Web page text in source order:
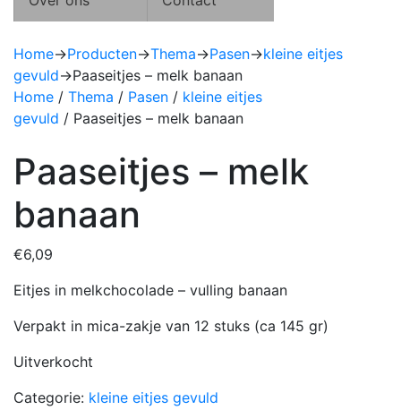
Home→Producten→Thema→Pasen→kleine eitjes
gevuld→Paaseitjes – melk banaan
Home / Thema / Pasen / kleine eitjes
gevuld / Paaseitjes – melk banaan
Paaseitjes – melk
banaan
€6,09
Eitjes in melkchocolade – vulling banaan
Verpakt in mica-zakje van 12 stuks (ca 145 gr)
Uitverkocht
Categorie: kleine eitjes gevuld